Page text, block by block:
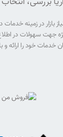
بازار در زمینه
جهت سهولات در
خدمات خود را ارائه و